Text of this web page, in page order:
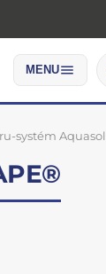
MENU
systém Aquasol